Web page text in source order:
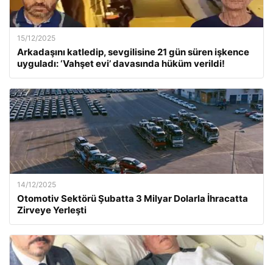
15/12/2025
Arkadaşını katledip, sevgilisine 21 gün süren işkence
uyguladı: ‘Vahşet evi’ davasında hüküm verildi!
14/12/2025
Otomotiv Sektörü Şubatta 3 Milyar Dolarla İhracatta
Zirveye Yerleşti